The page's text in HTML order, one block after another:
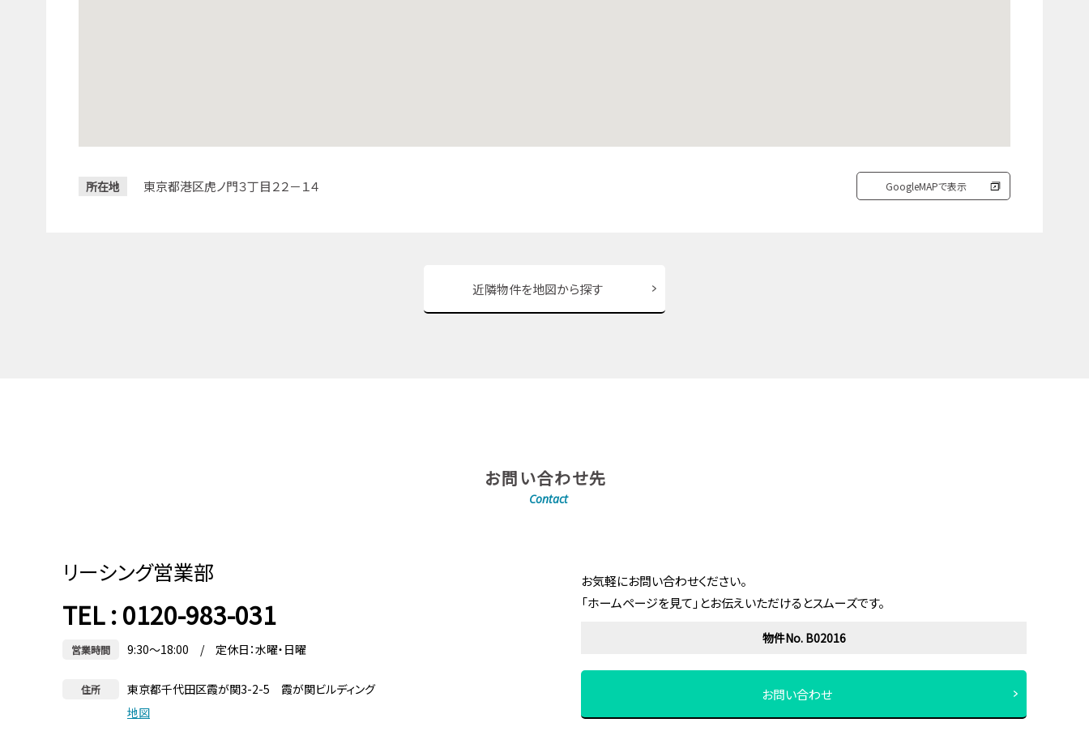
所在地 東京都港区虎ノ門３丁目２２－１４ GoogleMAPで表示
近隣物件を地図から探す
お問い合わせ先
Contact
お気軽にお問い合わせください。
「ホームページを見て」とお伝えいただけるとスムーズです。
物件No. B02016
お問い合わせ
リーシング営業部
TEL : 0120-983-031
営業時間 9:30～18:00 / 定休日：水曜・日曜
住所
東京都千代田区霞が関3-2-5 霞が関ビルディング
地図